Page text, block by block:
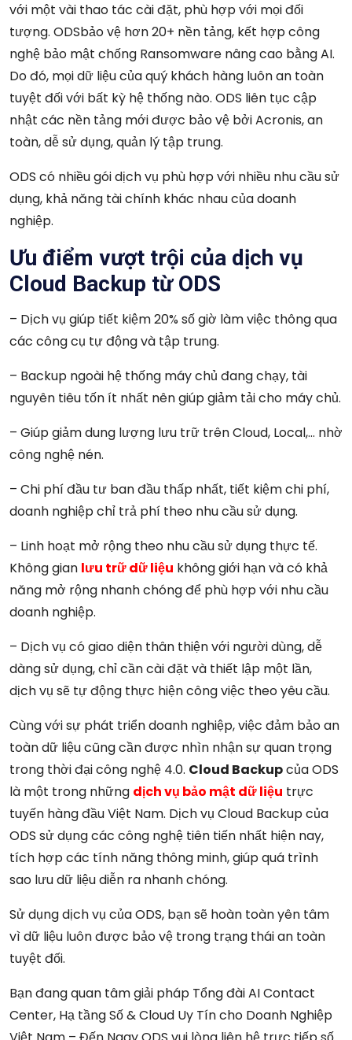
với một vài thao tác cài đặt, phù hợp với mọi đối
tượng. ODSbảo vệ hơn 20+ nền tảng, kết hợp công
nghệ bảo mật chống Ransomware nâng cao bằng AI.
Do đó, mọi dữ liệu của quý khách hàng luôn an toàn
tuyệt đối với bất kỳ hệ thống nào. ODS liên tục cập
nhật các nền tảng mới được bảo vệ bởi Acronis, an
toàn, dễ sử dụng, quản lý tập trung.
ODS có nhiều gói dịch vụ phù hợp với nhiều nhu cầu sử
dụng, khả năng tài chính khác nhau của doanh
nghiệp.
Ưu điểm vượt trội của dịch vụ
Cloud Backup từ ODS
– Dịch vụ giúp tiết kiệm 20% số giờ làm việc thông qua
các công cụ tự động và tập trung.
– Backup ngoài hệ thống máy chủ đang chạy, tài
nguyên tiêu tốn ít nhất nên giúp giảm tải cho máy chủ.
– Giúp giảm dung lượng lưu trữ trên Cloud, Local,… nhờ
công nghệ nén.
– Chi phí đầu tư ban đầu thấp nhất, tiết kiệm chi phí,
doanh nghiệp chỉ trả phí theo nhu cầu sử dụng.
– Linh hoạt mở rộng theo nhu cầu sử dụng thực tế.
Không gian lưu trữ dữ liệu không giới hạn và có khả
năng mở rộng nhanh chóng để phù hợp với nhu cầu
doanh nghiệp.
– Dịch vụ có giao diện thân thiện với người dùng, dễ
dàng sử dụng, chỉ cần cài đặt và thiết lập một lần,
dịch vụ sẽ tự động thực hiện công việc theo yêu cầu.
Cùng với sự phát triển doanh nghiệp, việc đảm bảo an
toàn dữ liệu cũng cần được nhìn nhận sự quan trọng
trong thời đại công nghệ 4.0. Cloud Backupcủa ODS
là một trong những dịch vụ bảo mật dữ liệu trực
tuyến hàng đầu Việt Nam. Dịch vụ Cloud Backup của
ODS sử dụng các công nghệ tiên tiến nhất hiện nay,
tích hợp các tính năng thông minh, giúp quá trình
sao lưu dữ liệu diễn ra nhanh chóng.
Sử dụng dịch vụ của ODS, bạn sẽ hoàn toàn yên tâm
vì dữ liệu luôn được bảo vệ trong trạng thái an toàn
tuyệt đối.
Bạn đang quan tâm giải pháp Tổng đài AI Contact
Center, Hạ tầng Số & Cloud Uy Tín cho Doanh Nghiệp